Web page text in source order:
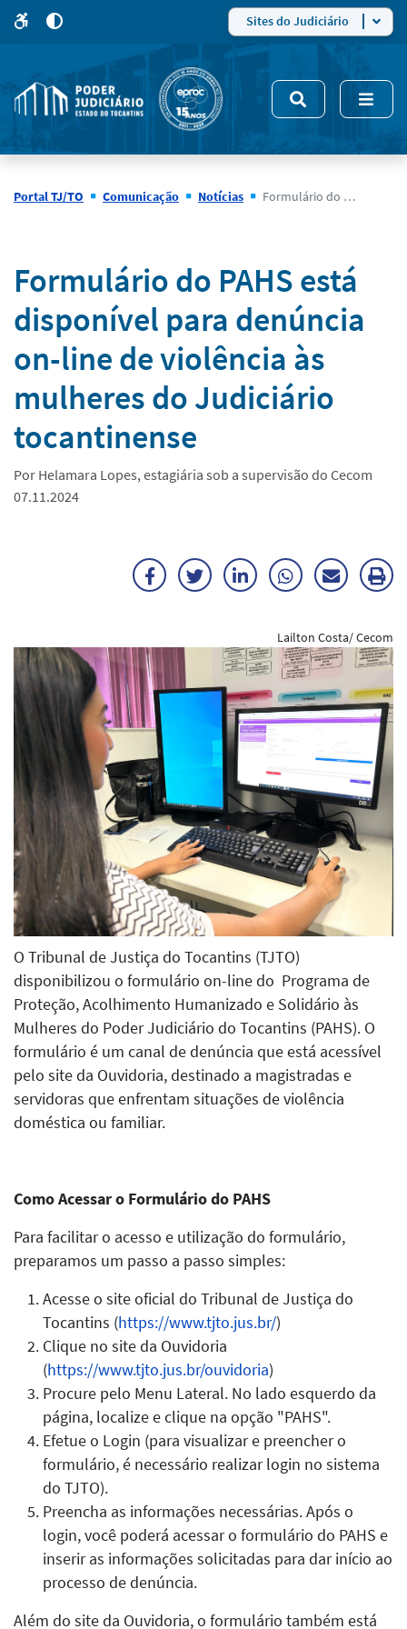
site
5
modo
de
alto
Sites do Judiciário
Portal TJ/TO Comunicação Notícias Formulário do PAHS está disponível para denúncia on-line de violência às mulheres do Judiciário tocantinense
Notícias
Formulário do PAHS está
disponível para denúncia
on-line de violência às
mulheres do Judiciário
tocantinense
Por Helamara Lopes, estagiária sob a supervisão do Cecom
07.11.2024
FacebookTwitterLinkedInWhatsApp
Enviar
E-
Lailton Costa/ Cecom
O Tribunal de Justiça do Tocantins (TJTO)
disponibilizou o formulário on-line do Programa de
Proteção, Acolhimento Humanizado e Solidário às
Mulheres do Poder Judiciário do Tocantins (PAHS). O
formulário é um canal de denúncia que está acessível
pelo site da Ouvidoria, destinado a magistradas e
servidoras que enfrentam situações de violência
doméstica ou familiar.
Como Acessar o Formulário do PAHS
Para facilitar o acesso e utilização do formulário,
preparamos um passo a passo simples:
Acesse o site oficial do Tribunal de Justiça do
Tocantins (https://www.tjto.jus.br/)
Clique no site da Ouvidoria
(https://www.tjto.jus.br/ouvidoria)
Procure pelo Menu Lateral. No lado esquerdo da
página, localize e clique na opção "PAHS".
Efetue o Login (para visualizar e preencher o
formulário, é necessário realizar login no sistema
do TJTO).
Preencha as informações necessárias. Após o
login, você poderá acessar o formulário do PAHS e
inserir as informações solicitadas para dar início ao
processo de denúncia.
Além do site da Ouvidoria, o formulário também está